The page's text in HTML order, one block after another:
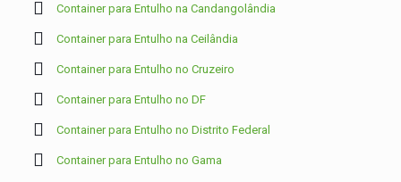
Container para Entulho na Candangolândia
Container para Entulho na Ceilândia
Container para Entulho no Cruzeiro
Container para Entulho no DF
Container para Entulho no Distrito Federal
Container para Entulho no Gama